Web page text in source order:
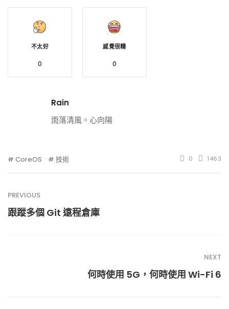
不太好
0
感覺很糟
0
Rain
雨落清風。心向陽
CoreOS 技術 0 1463
PREVIOUS
跟蹤多個 Git 遠程倉庫
NEXT
何時使用 5G，何時使用 Wi-Fi 6